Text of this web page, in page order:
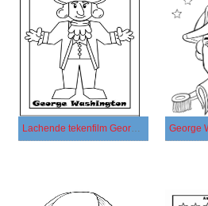
Lachende tekenfilm George Washington